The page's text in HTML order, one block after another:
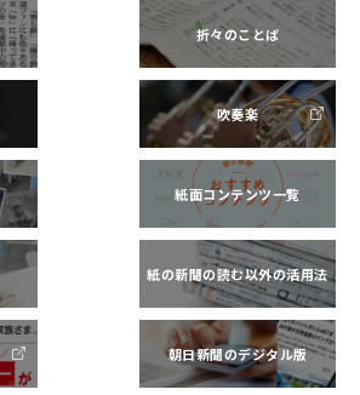
折々のことば
吹奏楽
紙面コンテンツ一覧
紙の新聞の読む以外の活用法
朝日新聞のデジタル版